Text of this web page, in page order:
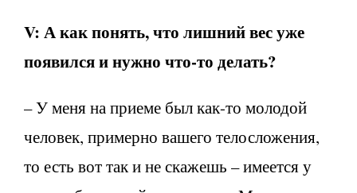
V: А как понять, что лишний вес уже
появился и нужно что-то делать?
– У меня на приеме был как-то молодой
человек, примерно вашего телосложения,
то есть вот так и не скажешь – имеется у